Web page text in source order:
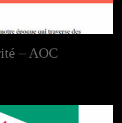
– AOC